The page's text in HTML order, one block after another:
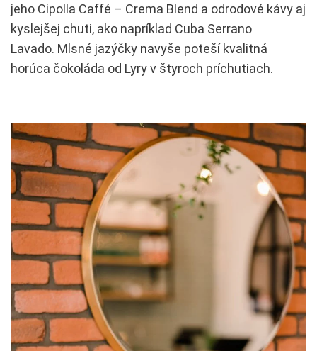
jeho Cipolla Caffé – Crema Blend a odrodové kávy aj
kyslejšej chuti, ako napríklad Cuba Serrano
Lavado. Mlsné jazýčky navyše poteší kvalitná
horúca čokoláda od Lyry v štyroch príchutiach.